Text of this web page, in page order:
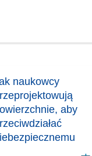
i
naukowcy
aby